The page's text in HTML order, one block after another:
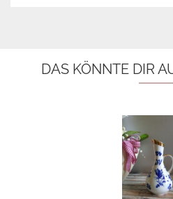
DAS KÖNNTE DIR